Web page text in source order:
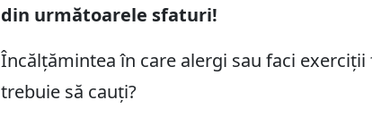
din următoarele sfaturi!
Încălțămintea în care alergi sau faci
trebuie să cauți?